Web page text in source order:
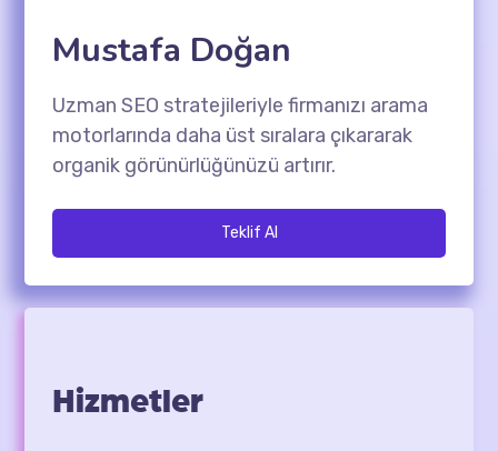
Mustafa Doğan
Uzman SEO stratejileriyle firmanızı arama
motorlarında daha üst sıralara çıkararak
organik görünürlüğünüzü artırır.
Teklif Al
Hizmetler